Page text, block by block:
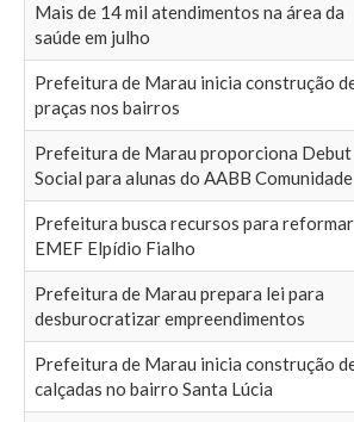
Mais de 14 mil atendimentos na área da
saúde em julho
Prefeitura de Marau inicia construção
praças nos bairros
Prefeitura de Marau proporciona Debut
Social para alunas do AABB Comunidade
Prefeitura busca recursos para reformar
EMEF Elpídio Fialho
Prefeitura de Marau prepara lei para
desburocratizar empreendimentos
Prefeitura de Marau inicia construção
calçadas no bairro Santa Lúcia